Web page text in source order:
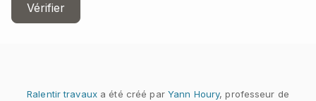
Vérifier
Ralentir travauxa été créé par Yann Houry, professeur de